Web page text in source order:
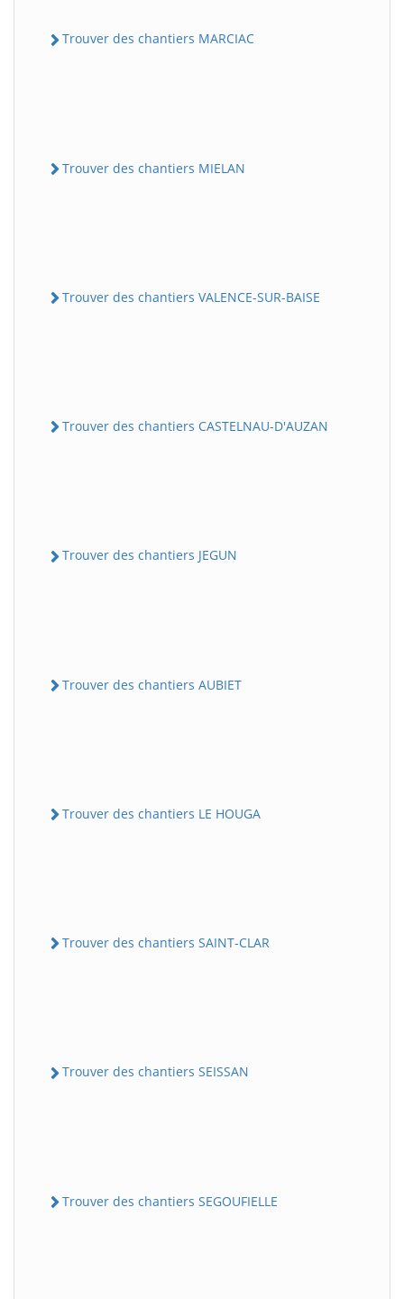
Trouver des chantiers MARCIAC
Trouver des chantiers MIELAN
Trouver des chantiers VALENCE-SUR-BAISE
Trouver des chantiers CASTELNAU-D'AUZAN
Trouver des chantiers JEGUN
Trouver des chantiers AUBIET
Trouver des chantiers LE HOUGA
Trouver des chantiers SAINT-CLAR
Trouver des chantiers SEISSAN
Trouver des chantiers SEGOUFIELLE